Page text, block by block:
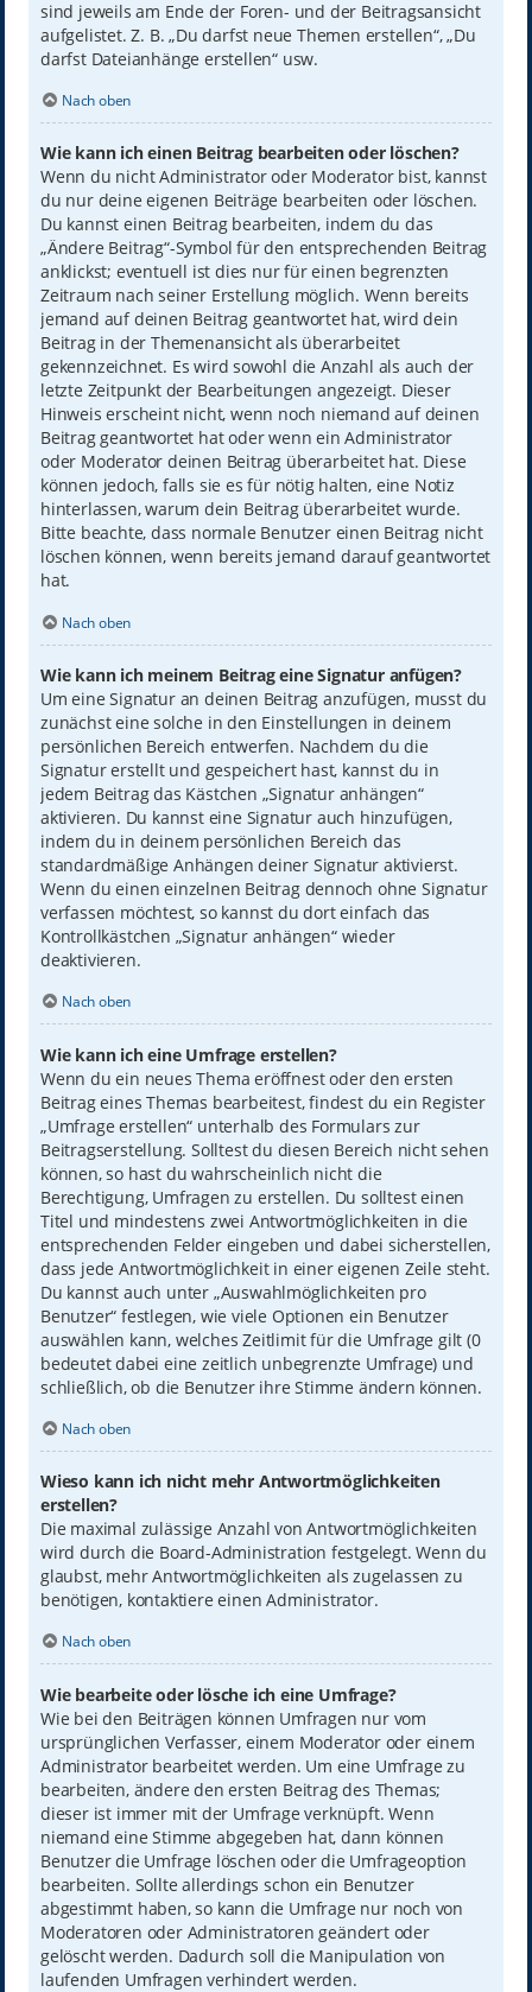
sind jeweils am Ende der Foren- und der Beitragsansicht
aufgelistet. Z. B. „Du darfst neue Themen erstellen“, „Du
darfst Dateianhänge erstellen“ usw.
Nach oben
Wie kann ich einen Beitrag bearbeiten oder löschen?
Wenn du nicht Administrator oder Moderator bist, kannst
du nur deine eigenen Beiträge bearbeiten oder löschen.
Du kannst einen Beitrag bearbeiten, indem du das
„Ändere Beitrag“-Symbol für den entsprechenden Beitrag
anklickst; eventuell ist dies nur für einen begrenzten
Zeitraum nach seiner Erstellung möglich. Wenn bereits
jemand auf deinen Beitrag geantwortet hat, wird dein
Beitrag in der Themenansicht als überarbeitet
gekennzeichnet. Es wird sowohl die Anzahl als auch der
letzte Zeitpunkt der Bearbeitungen angezeigt. Dieser
Hinweis erscheint nicht, wenn noch niemand auf deinen
Beitrag geantwortet hat oder wenn ein Administrator
oder Moderator deinen Beitrag überarbeitet hat. Diese
können jedoch, falls sie es für nötig halten, eine Notiz
hinterlassen, warum dein Beitrag überarbeitet wurde.
Bitte beachte, dass normale Benutzer einen Beitrag nicht
löschen können, wenn bereits jemand darauf geantwortet
hat.
Nach oben
Wie kann ich meinem Beitrag eine Signatur anfügen?
Um eine Signatur an deinen Beitrag anzufügen, musst du
zunächst eine solche in den Einstellungen in deinem
persönlichen Bereich entwerfen. Nachdem du die
Signatur erstellt und gespeichert hast, kannst du in
jedem Beitrag das Kästchen „Signatur anhängen“
aktivieren. Du kannst eine Signatur auch hinzufügen,
indem du in deinem persönlichen Bereich das
standardmäßige Anhängen deiner Signatur aktivierst.
Wenn du einen einzelnen Beitrag dennoch ohne Signatur
verfassen möchtest, so kannst du dort einfach das
Kontrollkästchen „Signatur anhängen“ wieder
deaktivieren.
Nach oben
Wie kann ich eine Umfrage erstellen?
Wenn du ein neues Thema eröffnest oder den ersten
Beitrag eines Themas bearbeitest, findest du ein Register
„Umfrage erstellen“ unterhalb des Formulars zur
Beitragserstellung. Solltest du diesen Bereich nicht sehen
können, so hast du wahrscheinlich nicht die
Berechtigung, Umfragen zu erstellen. Du solltest einen
Titel und mindestens zwei Antwortmöglichkeiten in die
entsprechenden Felder eingeben und dabei sicherstellen,
dass jede Antwortmöglichkeit in einer eigenen Zeile steht.
Du kannst auch unter „Auswahlmöglichkeiten pro
Benutzer“ festlegen, wie viele Optionen ein Benutzer
auswählen kann, welches Zeitlimit für die Umfrage gilt (0
bedeutet dabei eine zeitlich unbegrenzte Umfrage) und
schließlich, ob die Benutzer ihre Stimme ändern können.
Nach oben
Wieso kann ich nicht mehr Antwortmöglichkeiten
erstellen?
Die maximal zulässige Anzahl von Antwortmöglichkeiten
wird durch die Board-Administration festgelegt. Wenn du
glaubst, mehr Antwortmöglichkeiten als zugelassen zu
benötigen, kontaktiere einen Administrator.
Nach oben
Wie bearbeite oder lösche ich eine Umfrage?
Wie bei den Beiträgen können Umfragen nur vom
ursprünglichen Verfasser, einem Moderator oder einem
Administrator bearbeitet werden. Um eine Umfrage zu
bearbeiten, ändere den ersten Beitrag des Themas;
dieser ist immer mit der Umfrage verknüpft. Wenn
niemand eine Stimme abgegeben hat, dann können
Benutzer die Umfrage löschen oder die Umfrageoption
bearbeiten. Sollte allerdings schon ein Benutzer
abgestimmt haben, so kann die Umfrage nur noch von
Moderatoren oder Administratoren geändert oder
gelöscht werden. Dadurch soll die Manipulation von
laufenden Umfragen verhindert werden.